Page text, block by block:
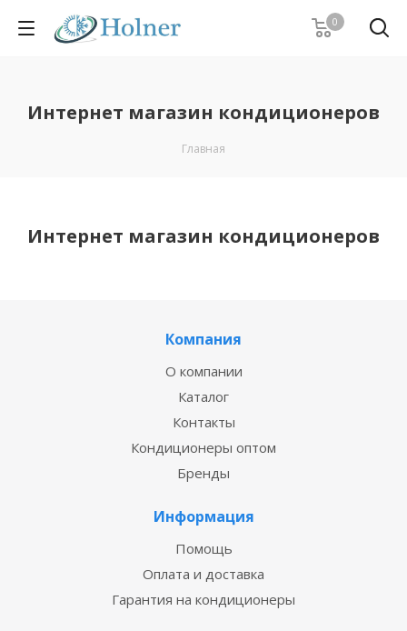
0
Интернет магазин кондиционеров
Главная
Интернет магазин кондиционеров
Компания
О компании
Каталог
Контакты
Кондиционеры оптом
Бренды
Информация
Помощь
Оплата и доставка
Гарантия на кондиционеры